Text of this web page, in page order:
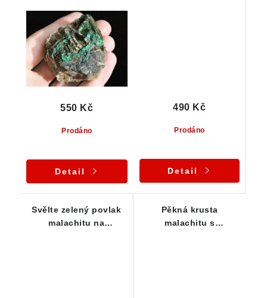
Svratkou
Prodáno
550 Kč
Detail
Prodáno
490 Kč
Detail
Svělte zelený povlak
malachitu na
Pěkná krusta
malachitu s